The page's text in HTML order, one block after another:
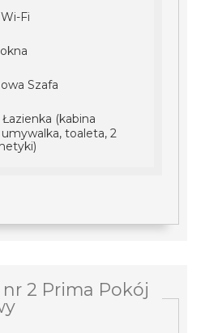
Fi
Szafa
(kabina
toaleta, 2
2 Prima Pokój